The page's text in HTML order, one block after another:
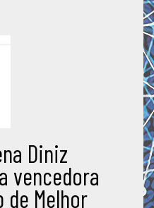
Diniz
vencedora
de Melhor